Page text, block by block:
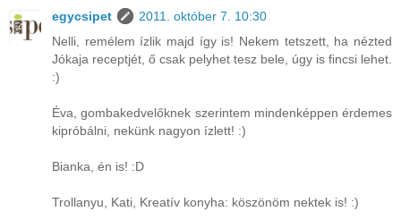
egycsipet
2011. október 7. 10:30
Nelli, remélem ízlik majd így is! Nekem tetszett, ha nézted
Jókaja receptjét, ő csak pelyhet tesz bele, úgy is fincsi lehet.
:)
Éva, gombakedvelőknek szerintem mindenképpen érdemes
kipróbálni, nekünk nagyon ízlett! :)
Bianka, én is! :D
Trollanyu, Kati, Kreatív konyha: köszönöm nektek is! :)